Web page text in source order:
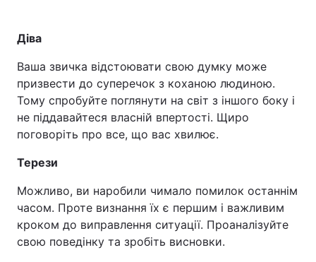
Діва
Ваша звичка відстоювати свою думку може
призвести до суперечок з коханою людиною.
Тому спробуйте поглянути на світ з іншого боку і
не піддавайтеся власній впертості. Щиро
поговоріть про все, що вас хвилює.
Терези
Можливо, ви наробили чимало помилок останнім
часом. Проте визнання їх є першим і важливим
кроком до виправлення ситуації. Проаналізуйте
свою поведінку та зробіть висновки.